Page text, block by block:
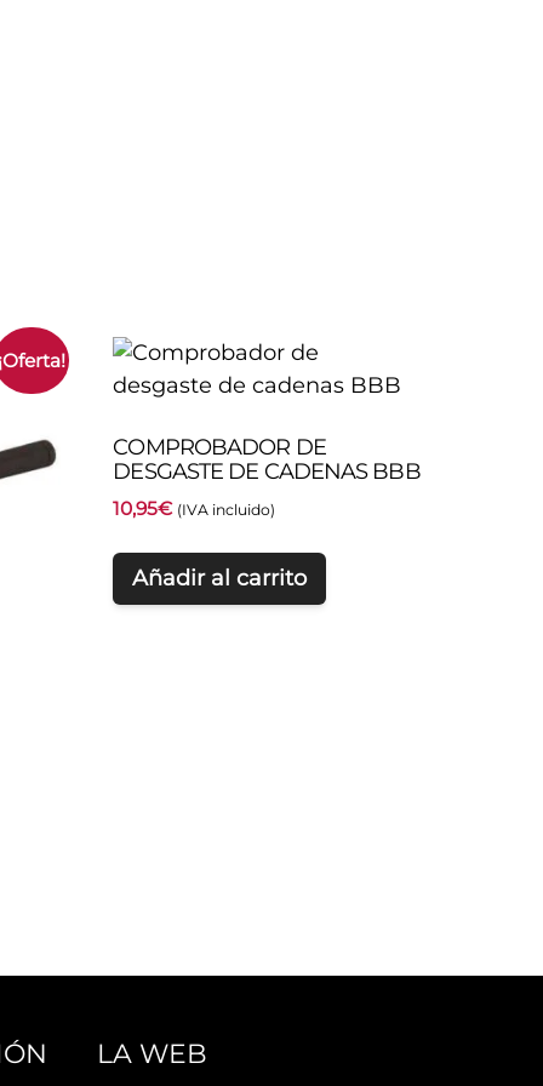
COMPROBADOR DE
DESGASTE DE CADENAS BBB
10,95€ (IVA incluido)
Añadir al carrito
LA WEB